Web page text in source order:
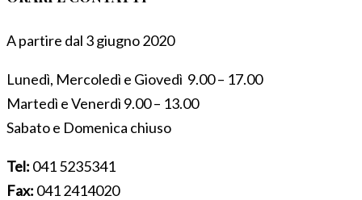
A partire dal 3 giugno 2020
Lunedì, Mercoledì e Giovedì 9.00 – 17.00
Martedì e Venerdì 9.00 – 13.00
Sabato e Domenica chiuso
Tel: 041 5235341
Fax: 041 2414020